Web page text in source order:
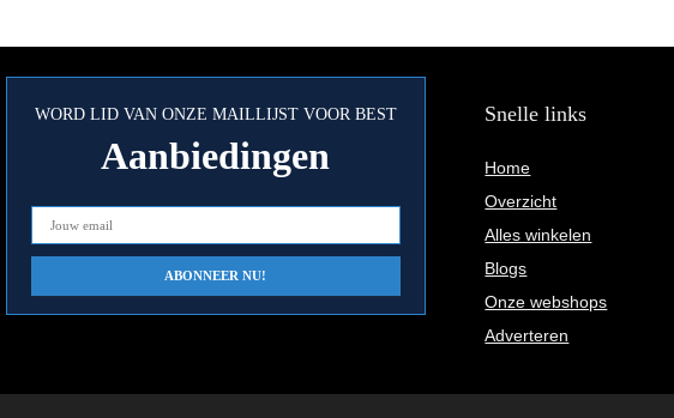
WORD LID VAN ONZE MAILLIJST VOOR BEST
Aanbiedingen
Snelle links
Home
Overzicht
Alles winkelen
Blogs
Onze webshops
Adverteren